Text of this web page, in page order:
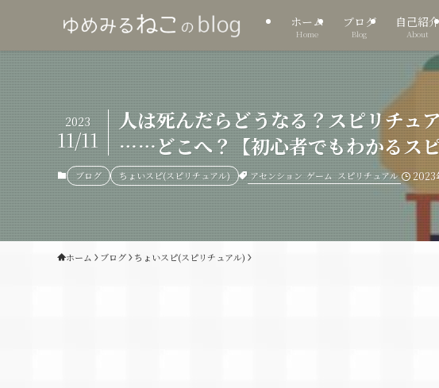
ホーム
Home
ブログ
Blog
自己紹介
About
人は死んだらどうなる？スピリチ
……どこへ？【初心者でもわかるス
2023
11/11
ブログ ちょいスピ(スピリチュアル) アセンション ゲーム スピリチュアル 2023
ホーム ブログ ちょいスピ(スピリチュアル)